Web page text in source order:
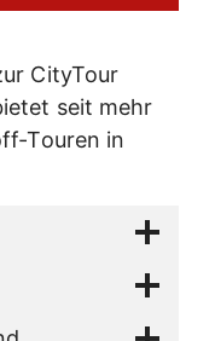
CityTour
seit mehr
Touren in